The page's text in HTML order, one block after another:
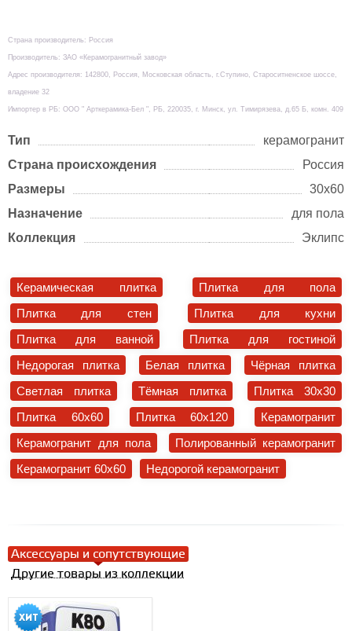
Страна производитель: Россия
Производитель: ЗАО «Керамогранитный завод»
Адрес производителя: 142800, Россия, Московская область, г.Ступино, Староситненское шоссе,
владение 32
Импортер в РБ: ООО " Арткерамика-Бел ", РБ, 220035, г. Минск, ул. Тимирязева, д.65 Б, комн. 409
Тип
керамогранит
Страна происхождения
Россия
Размеры
30х60
Назначение
для пола
Коллекция
Эклипс
Керамическая плитка
Плитка для пола
Плитка для стен
Плитка для кухни
Плитка для ванной
Плитка для гостиной
Недорогая плитка
Белая плитка
Чёрная плитка
Светлая плитка
Тёмная плитка
Плитка 30x30
Плитка 60x60
Плитка 60x120
Керамогранит
Керамогранит для пола
Полированный керамогранит
Керамогранит 60x60
Недорогой керамогранит
Аксессуары и сопутствующие
Другие товары из коллекции